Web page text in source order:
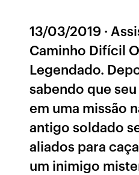
13/03/2019 ·
Caminho Difícil
Legendado.
sabendo que
em uma missão
antigo soldado
aliados para
um inimigo